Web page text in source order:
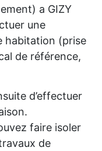
a GIZY
une
habitation (prise
de référence,
d’effectuer
faire isoler
de